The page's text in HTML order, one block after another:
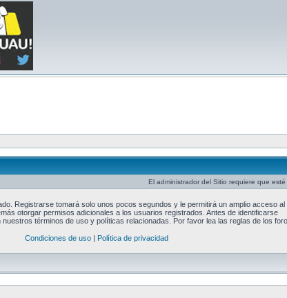
El administrador del Sitio requiere que
Registrarse tomará solo unos pocos segundos y le permitirá un amplio acceso al
otorgar permisos adicionales a los usuarios registrados. Antes de identificarse
términos de uso y políticas relacionadas. Por favor lea las reglas de los
Condiciones de uso| Política de privacidad